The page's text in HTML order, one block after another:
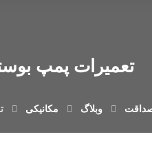
تعمیرات پمپ
وبلاگ مکانیکی